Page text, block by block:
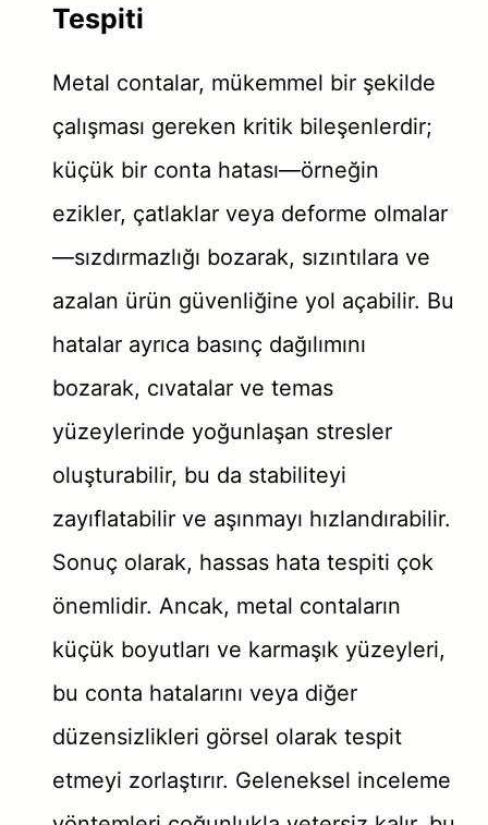
Tespiti
Metal contalar, mükemmel bir şekilde
çalışması gereken kritik bileşenlerdir;
küçük bir conta hatası—örneğin
ezikler, çatlaklar veya deforme olmalar
—sızdırmazlığı bozarak, sızıntılara ve
azalan ürün güvenliğine yol açabilir. Bu
hatalar ayrıca basınç dağılımını
bozarak, cıvatalar ve temas
yüzeylerinde yoğunlaşan stresler
oluşturabilir, bu da stabiliteyi
zayıflatabilir ve aşınmayı hızlandırabilir.
Sonuç olarak, hassas hata tespiti çok
önemlidir. Ancak, metal contaların
küçük boyutları ve karmaşık yüzeyleri,
bu conta hatalarını veya diğer
düzensizlikleri görsel olarak tespit
etmeyi zorlaştırır. Geleneksel inceleme